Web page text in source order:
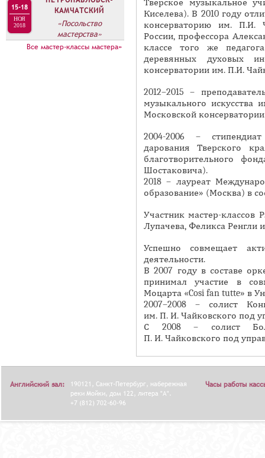
Л
Д
О
П
Л
И
Л
н
а
я
в
к
а
д
)
Тверское музыкальное
Киселева). В 2010 году
консерваторию им. П.И.
России, профессора
классе того же
деревянных духовых
консерватории им. П.И.
2012–2015 –
музыкального искусства
Московской
2004-2006 –
дарования Тверского
благотворительного
Шостаковича).
2018 – лауреат
образование» (Москва) в
Участник мастер-классов
Лупачева, Феликса Ренгли
Успешно совмещает
деятельности.
В 2007 году в составе
принимал участие в
Моцарта «Cosi fan tutte» в
2007–2008 – солист
им. П. И. Чайковского под
С 2008 – солист
П. И. Чайковского под
15-18
НОЯ
2018
КАМЧАТСКИЙ
«Посольство
мастерства»
Все мастер-классы мастера»
Английский зал:
190121, Санкт-Петербург, набережная
реки Мойки, дом 122, литера "А".
+7 (812) 702-60-96
Часы работы